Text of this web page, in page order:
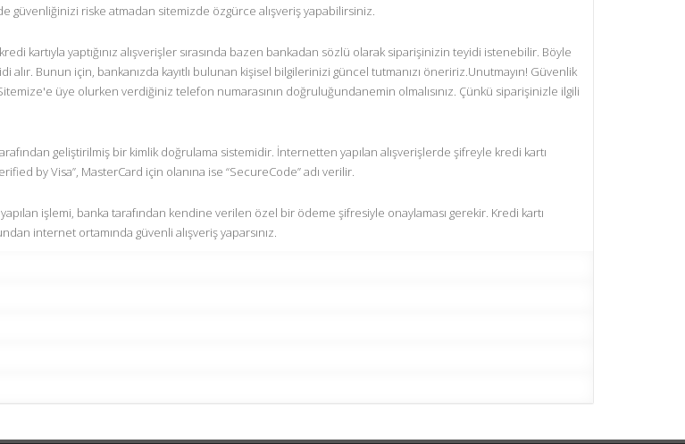
güvenliğinizi riske atmadan sitemizde özgürce alışveriş yapabilirsiniz.
kartıyla yaptığınız alışverişler sırasında bazen bankadan sözlü olarak siparişinizin teyidi istenebilir. Böyle
Bunun için, bankanızda kayıtlı bulunan kişisel bilgilerinizi güncel tutmanızı öneririz.Unutmayın! Güvenlik
üye olurken verdiğiniz telefon numarasının doğruluğundanemin olmalısınız. Çünkü siparişinizle ilgili
geliştirilmiş bir kimlik doğrulama sistemidir. İnternetten yapılan alışverişlerde şifreyle kredi kartı
by Visa”, MasterCard için olanına ise “SecureCode” adı verilir.
işlemi, banka tarafından kendine verilen özel bir ödeme şifresiyle onaylaması gerekir. Kredi kartı
internet ortamında güvenli alışveriş yaparsınız.